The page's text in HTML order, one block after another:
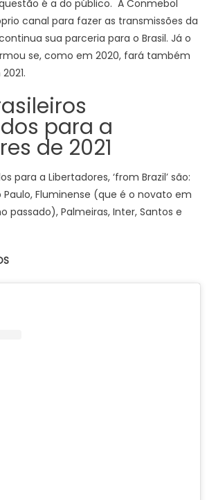
é a do público. A Conmebol
canal para fazer as transmissões da
sua parceria para o Brasil. Já o
se, como em 2020, fará também
para a
de 2021
para a Libertadores, ‘from Brazil’ são:
Paulo, Fluminense (que é o novato em
passado), Palmeiras, Inter, Santos e